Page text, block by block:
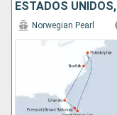
ESTADOS
Norwegian Pearl